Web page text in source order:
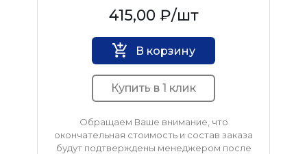
415,00 ₽/шт
В корзину
Купить в 1 клик
Обращаем Ваше внимание, что
окончательная стоимость и состав заказа
будут подтверждены менеджером после